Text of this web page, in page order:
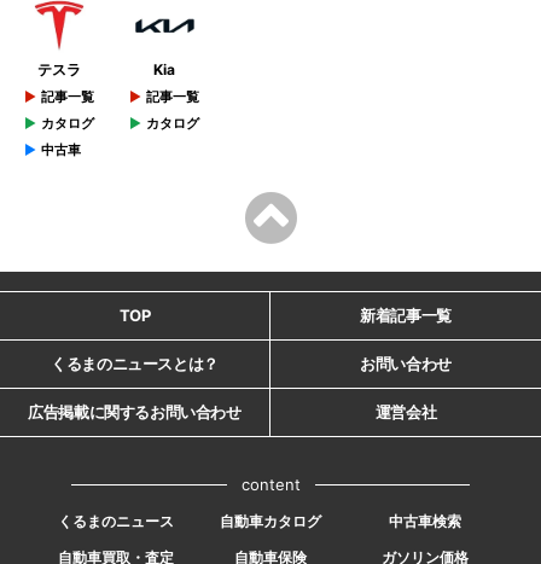
テスラ
記事一覧
カタログ
中古車
Kia
記事一覧
カタログ
TOP 新着記事一覧
くるまのニュースとは？ お問い合わせ
広告掲載に関するお問い合わせ 運営会社
content
くるまのニュース 自動車カタログ
中古車検索
自動車買取・査定
自動車保険 ガソリン価格